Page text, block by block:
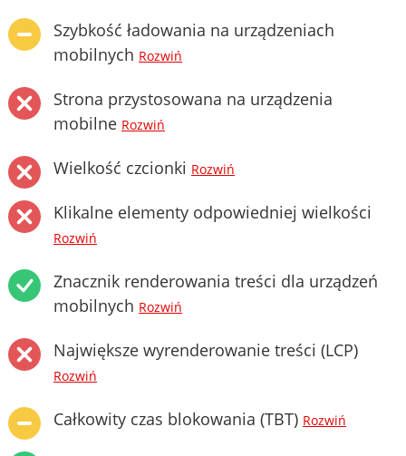
Szybkość ładowania na urządzeniach
mobilnych Rozwiń
Strona przystosowana na urządzenia
mobilne Rozwiń
Wielkość czcionki Rozwiń
Klikalne elementy odpowiedniej wielkości
Rozwiń
Znacznik renderowania treści dla urządzeń
mobilnych Rozwiń
Największe wyrenderowanie treści (LCP)
Rozwiń
Całkowity czas blokowania (TBT) Rozwiń